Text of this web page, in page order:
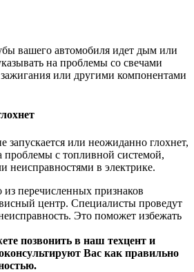
вашего автомобиля идет дым или
на проблемы со свечами
или другими компонентами
запускается или неожиданно глохнет,
проблемы с топливной системой,
неисправностями в электрике.
перечисленных признаков
центр. Специалисты проведут
Это поможет избежать
позвонить в наш техцент и
Вас как правильно